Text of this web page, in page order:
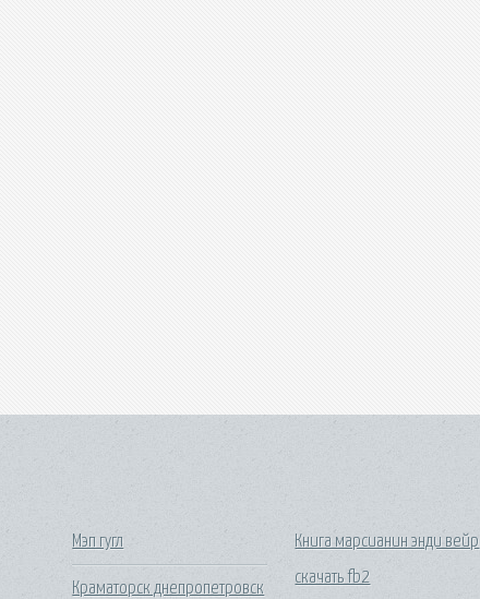
Мэп гугл
Краматорск днепропетровск
Книга марсианин энди вейр
скачать fb2